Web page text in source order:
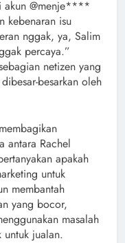
akun @menje****
kebenaran isu
nggak, ya, Salim
percaya.”
netizen yang
besarkan oleh
antara Rachel
apakah
untuk
membantah
yang bocor,
masalah
jualan.